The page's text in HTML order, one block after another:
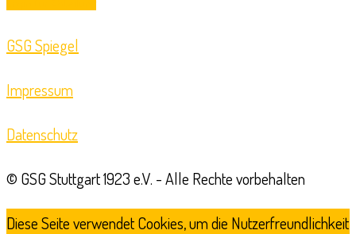
GSG Spiegel
Impressum
Datenschutz
© GSG Stuttgart 1923 e.V. - Alle Rechte vorbehalten
Diese Seite verwendet Cookies, um die Nutzerfreundlichkeit